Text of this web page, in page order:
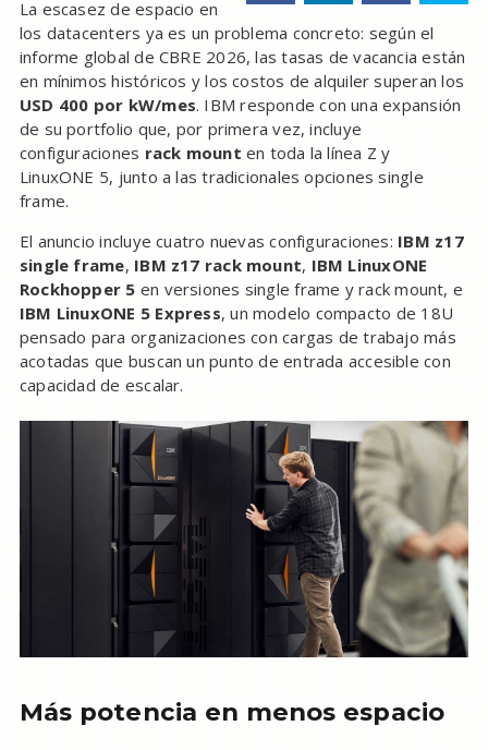
La escasez de espacio en
los datacenters ya es un problema concreto: según el
informe global de CBRE 2026, las tasas de vacancia están
en mínimos históricos y los costos de alquiler superan los
USD 400 por kW/mes. IBM responde con una expansión
de su portfolio que, por primera vez, incluye
configuraciones rack mount en toda la línea Z y
LinuxONE 5, junto a las tradicionales opciones single
frame.
El anuncio incluye cuatro nuevas configuraciones: IBM z17
single frame, IBM z17 rack mount, IBM LinuxONE
Rockhopper 5 en versiones single frame y rack mount, e
IBM LinuxONE 5 Express, un modelo compacto de 18U
pensado para organizaciones con cargas de trabajo más
acotadas que buscan un punto de entrada accesible con
capacidad de escalar.
Más potencia en menos espacio